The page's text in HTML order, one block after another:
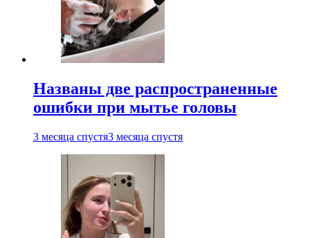
Названы две распространенные
ошибки при мытье головы
3 месяца спустя3 месяца спустя